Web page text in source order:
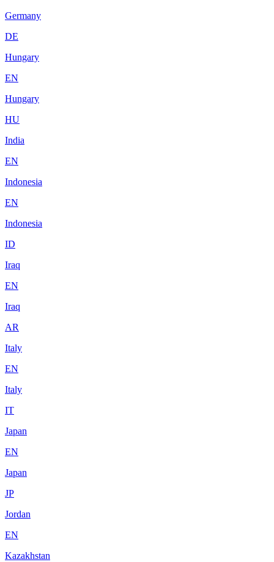
Germany
DE
Hungary
EN
Hungary
HU
India
EN
Indonesia
EN
Indonesia
ID
Iraq
EN
Iraq
AR
Italy
EN
Italy
IT
Japan
EN
Japan
JP
Jordan
EN
Kazakhstan